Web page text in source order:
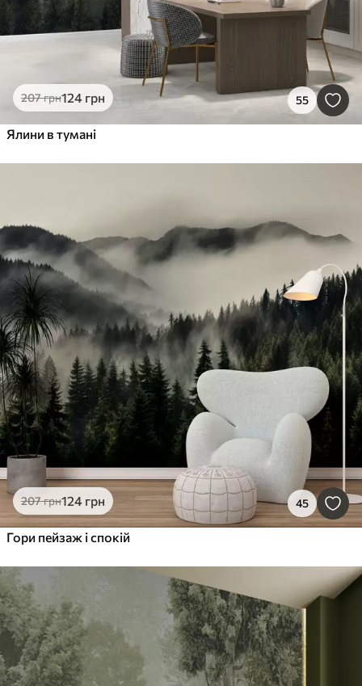
207грн124 грн 55
Ялини в тумані
207грн124 грн 45
Гори пейзаж і спокій